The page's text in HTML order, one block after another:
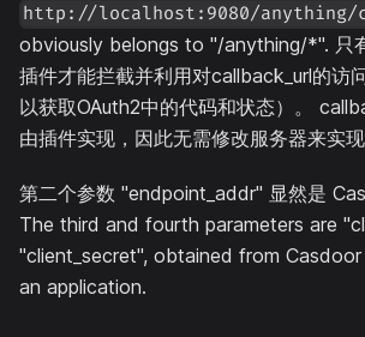
http://localhost:9080/anything/
obviously belongs to "/anything/*". 只
插件才能拦截并利用对callback_url的访
以获取OAuth2中的代码和状态）。
由插件实现，因此无需修改服务器来实现
第二个参数 "endpoint_addr" 显然是
The third and fourth parameters are
"client_secret", obtained from
an application.